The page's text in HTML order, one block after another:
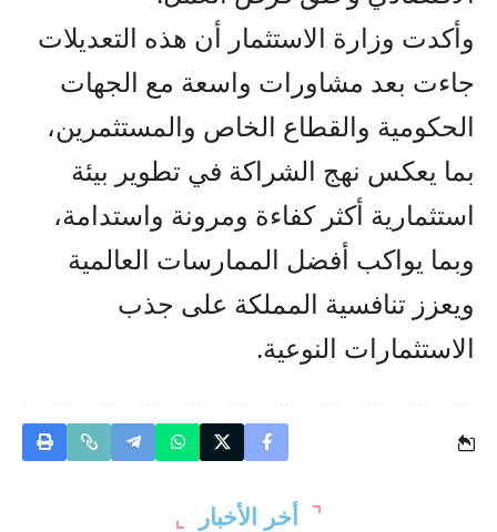
وأكدت وزارة الاستثمار أن هذه التعديلات
جاءت بعد مشاورات واسعة مع الجهات
الحكومية والقطاع الخاص والمستثمرين،
بما يعكس نهج الشراكة في تطوير بيئة
استثمارية أكثر كفاءة ومرونة واستدامة،
وبما يواكب أفضل الممارسات العالمية
ويعزز تنافسية المملكة على جذب
الاستثمارات النوعية.
أخر الأخبار